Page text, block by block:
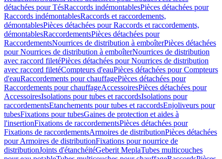
détachées pour TésRaccords indémontablesPièces détachées pour
Raccords indémontablesRaccords et raccordements,
démontablesPièces détachées pour Raccords et raccordements,
démontablesRaccordementsPièces détachées pour
RaccordementsNourrices de distribution à emboîterPièces détachées
pour Nourrices de distribution à emboîterNourrices de distribution
avec raccord filetéPièces détachées pour Nourrices de distribution
avec raccord filetéCompteurs d'eauPièces détachées pour Compteurs
d'eauRaccordements pour chauffagePièces détachées pour
Raccordements pour chauffageAccessoiresPièces détachées pour
AccessoiresIsolations pour tubes et raccordsIsolations pour
raccordementsEtanchements pour tubes et raccordsEnjoliveurs pour
tubesFixations pour tubesGaines de protection et aides à
l'insertionFixations de raccordementsPièces détachées pour
Fixations de raccordementsArmoires de distributionPièces détachées
pour Armoires de distributionFixations pour nourrice de
distributionJoints d'étanchéitéGeberit MeplaTubes multicouches